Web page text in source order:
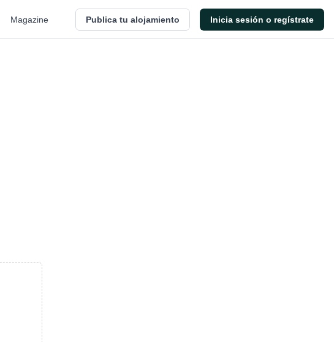
Magazine Publica tu alojamiento Inicia sesión o regístrate